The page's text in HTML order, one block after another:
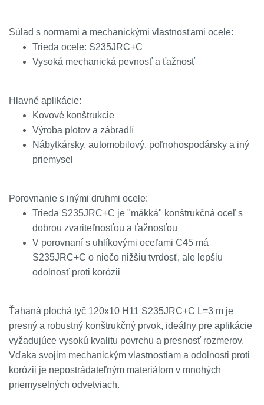
Súlad s normami a mechanickými vlastnosťami ocele:
Trieda ocele: S235JRC+C
Vysoká mechanická pevnosť a ťažnosť
Hlavné aplikácie:
Kovové konštrukcie
Výroba plotov a zábradlí
Nábytkársky, automobilový, poľnohospodársky a iný
priemysel
Porovnanie s inými druhmi ocele:
Trieda S235JRC+C je "mäkká" konštrukčná oceľ s
dobrou zvariteľnosťou a ťažnosťou
V porovnaní s uhlíkovými oceľami C45 má
S235JRC+C o niečo nižšiu tvrdosť, ale lepšiu
odolnosť proti korózii
Ťahaná plochá tyč 120x10 H11 S235JRC+C L=3 m je
presný a robustný konštrukčný prvok, ideálny pre aplikácie
vyžadujúce vysokú kvalitu povrchu a presnosť rozmerov.
Vďaka svojim mechanickým vlastnostiam a odolnosti proti
korózii je nepostrádateľným materiálom v mnohých
priemyselných odvetviach.